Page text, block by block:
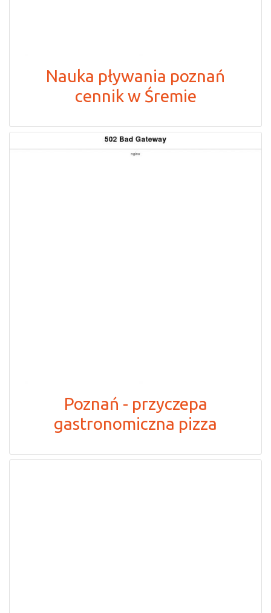
Nauka pływania poznań
cennik w Śremie
Poznań - przyczepa
gastronomiczna pizza